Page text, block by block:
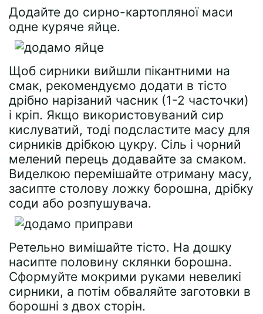
Додайте до сирно-картопляної маси
одне куряче яйце.
Щоб сирники вийшли пікантними на
смак, рекомендуємо додати в тісто
дрібно нарізаний часник (1-2 часточки)
і кріп. Якщо використовуваний сир
кислуватий, тоді подсластите масу для
сирників дрібкою цукру. Сіль і чорний
мелений перець додавайте за смаком.
Виделкою перемішайте отриману масу,
засипте столову ложку борошна, дрібку
соди або розпушувача.
Ретельно вимішайте тісто. На дошку
насипте половину склянки борошна.
Сформуйте мокрими руками невеликі
сирники, а потім обваляйте заготовки в
борошні з двох сторін.